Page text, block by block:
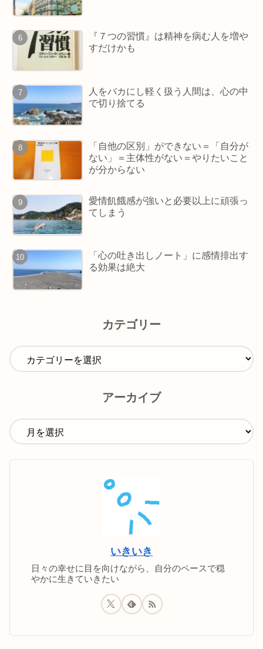
『７つの習慣』は精神を病む人を増や
すだけかも
人をバカにし軽く扱う人間は、心の中
で切り捨てる
「自他の区別」ができない＝「自分が
ない」＝主体性がない＝やりたいこと
が分からない
愛情飢餓感が強いと必要以上に頑張っ
てしまう
「心の吐き出しノート」に感情排出す
る効果は絶大
カテゴリー
アーカイブ
いきいき
日々の幸せに目を向けながら、自分のペースで穏
やかに生きていきたい